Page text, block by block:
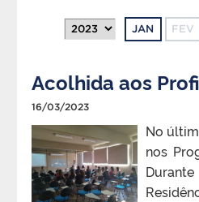
JAN FEV
Acolhida aos
16/03/2023
No
nos